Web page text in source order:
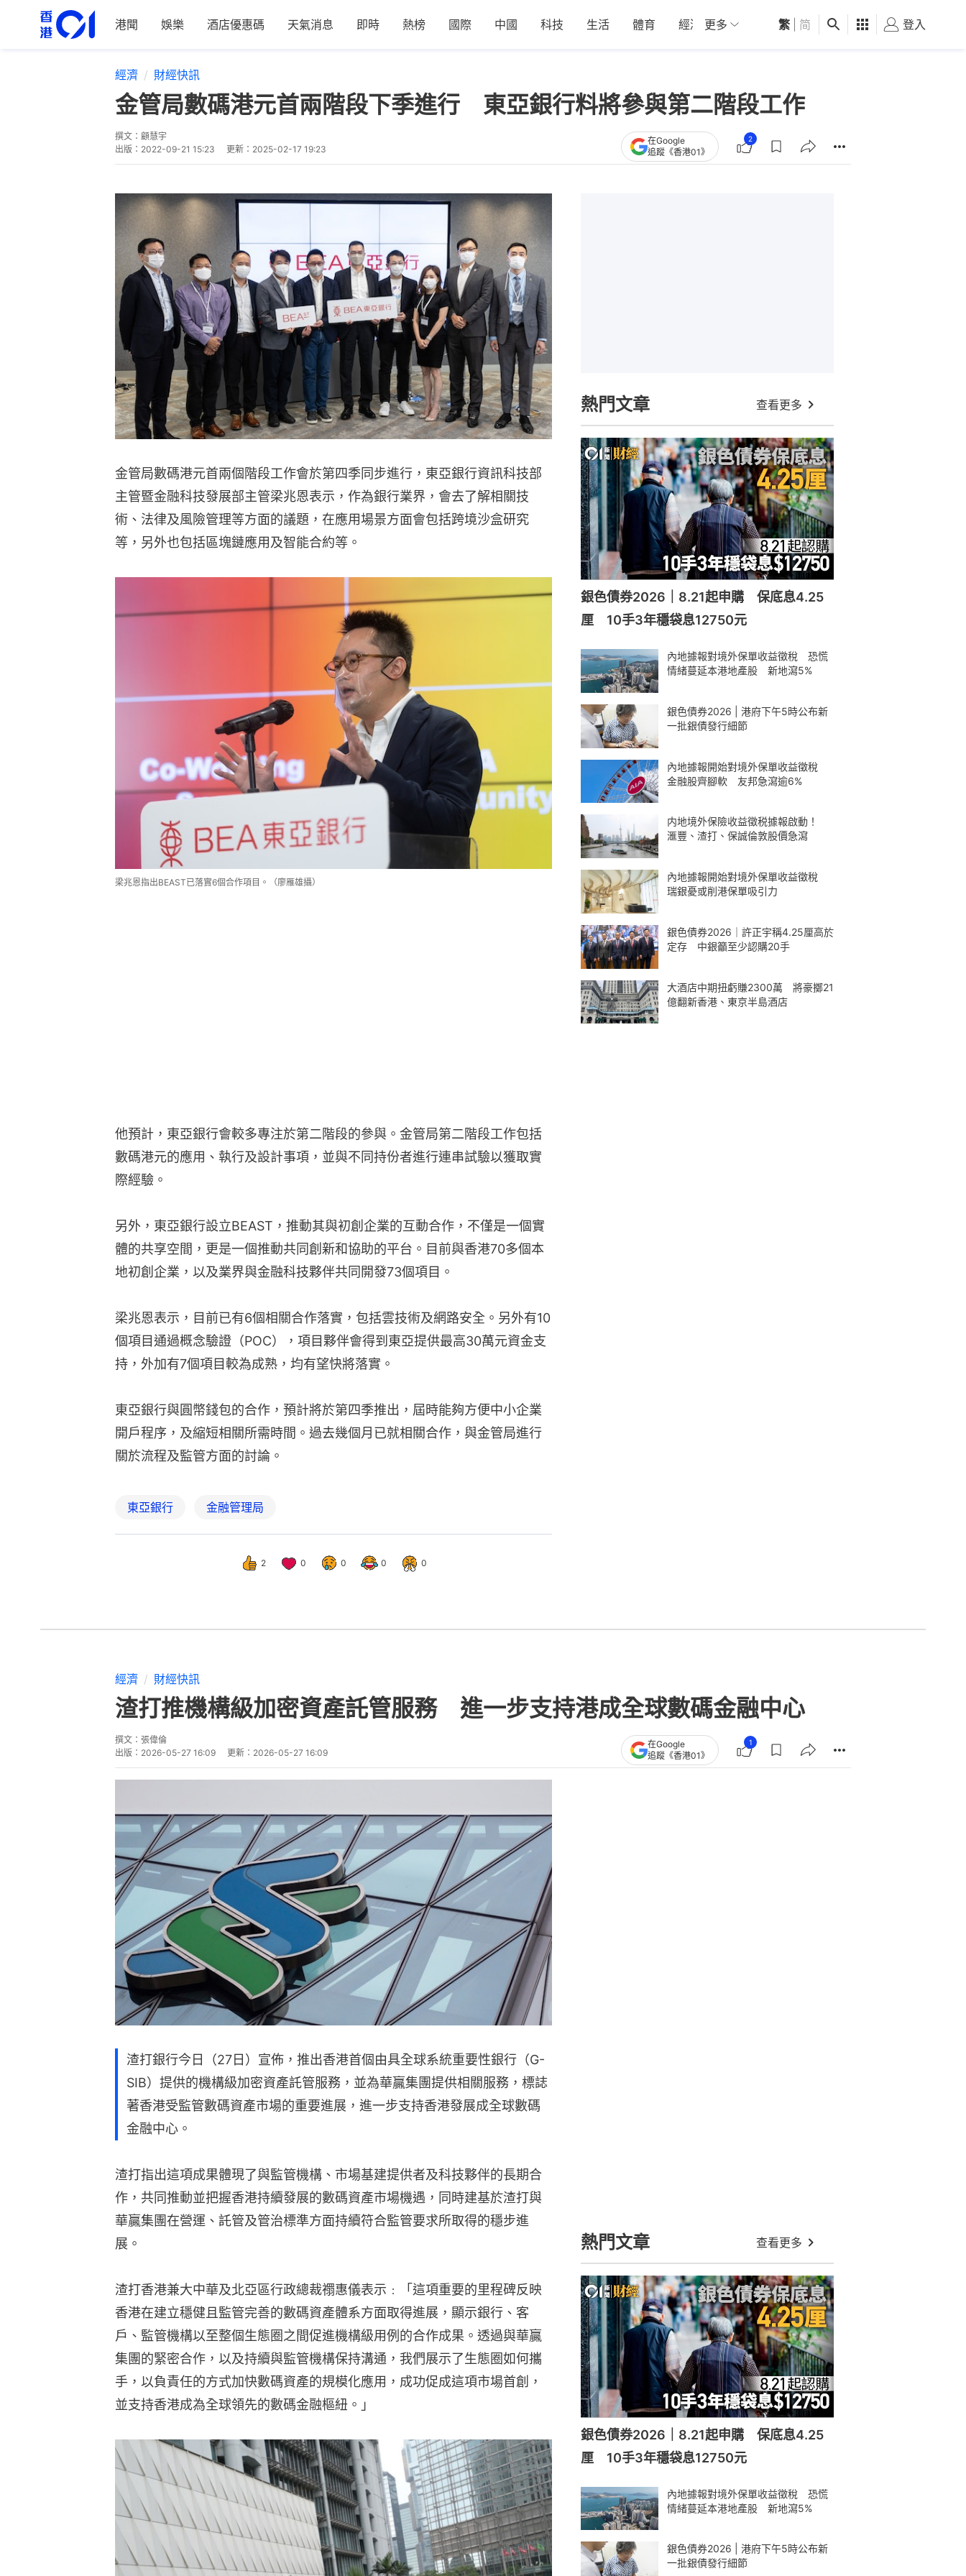
港聞 娛樂 酒店優惠碼 天氣消息 即時 熱榜 國際 中國 科技 生活 體育 經濟 01深圳 觀點 健康 好食玩飛
更多 繁 简 登入
經濟 財經快訊
金管局數碼港元首兩階段下季進行 東亞銀行料將參與第二階段工作
撰文： 顧慧宇
出版： 2022-09-21 15:23 更新： 2025-02-17 19:23
在Google
追蹤《香港01》
2
金管局數碼港元首兩個階段工作會於第四季同步進行，東亞銀行資訊科技部
主管暨金融科技發展部主管梁兆恩表示，作為銀行業界，會去了解相關技
術、法律及風險管理等方面的議題，在應用場景方面會包括跨境沙盒研究
等，另外也包括區塊鏈應用及智能合約等。
梁兆恩指出BEAST已落實6個合作項目。（廖雁雄攝）
他預計，東亞銀行會較多專注於第二階段的參與。金管局第二階段工作包括
數碼港元的應用、執行及設計事項，並與不同持份者進行連串試驗以獲取實
際經驗。
另外，東亞銀行設立BEAST，推動其與初創企業的互動合作，不僅是一個實
體的共享空間，更是一個推動共同創新和協助的平台。目前與香港70多個本
地初創企業，以及業界與金融科技夥伴共同開發73個項目。
梁兆恩表示，目前已有6個相關合作落實，包括雲技術及網路安全。另外有10
個項目通過概念驗證（POC），項目夥伴會得到東亞提供最高30萬元資金支
持，外加有7個項目較為成熟，均有望快將落實。
東亞銀行與圓幣錢包的合作，預計將於第四季推出，屆時能夠方便中小企業
開戶程序，及縮短相關所需時間。過去幾個月已就相關合作，與金管局進行
關於流程及監管方面的討論。
東亞銀行 金融管理局
2 0 0 0 0
熱門文章 查看更多
銀色債券2026｜8.21起申購 保底息4.25
厘 10手3年穩袋息12750元
內地據報對境外保單收益徵稅 恐慌
情緒蔓延本港地產股 新地瀉5%
銀色債券2026 | 港府下午5時公布新
一批銀債發行細節
內地據報開始對境外保單收益徵稅
金融股齊腳軟 友邦急瀉逾6%
内地境外保險收益徵税據報啟動！
滙豐、渣打、保誠倫敦股價急瀉
內地據報開始對境外保單收益徵稅
瑞銀憂或削港保單吸引力
銀色債券2026｜許正宇稱4.25厘高於
定存 中銀籲至少認購20手
大酒店中期扭虧賺2300萬 將豪擲21
億翻新香港、東京半島酒店
經濟 財經快訊
渣打推機構級加密資產託管服務 進一步支持港成全球數碼金融中心
撰文： 張偉倫
出版： 2026-05-27 16:09 更新： 2026-05-27 16:09
在Google
追蹤《香港01》
1
渣打銀行今日（27日）宣佈，推出香港首個由具全球系統重要性銀行（G-
SIB）提供的機構級加密資產託管服務，並為華贏集團提供相關服務，標誌
著香港受監管數碼資產市場的重要進展，進一步支持香港發展成全球數碼
金融中心。
渣打指出這項成果體現了與監管機構、市場基建提供者及科技夥伴的長期合
作，共同推動並把握香港持續發展的數碼資產市場機遇，同時建基於渣打與
華贏集團在營運、託管及管治標準方面持續符合監管要求所取得的穩步進
展。
渣打香港兼大中華及北亞區行政總裁禤惠儀表示﹕「這項重要的里程碑反映
香港在建立穩健且監管完善的數碼資產體系方面取得進展，顯示銀行、客
戶、監管機構以至整個生態圈之間促進機構級用例的合作成果。透過與華贏
集團的緊密合作，以及持續與監管機構保持溝通，我們展示了生態圈如何攜
手，以負責任的方式加快數碼資產的規模化應用，成功促成這項市場首創，
並支持香港成為全球領先的數碼金融樞紐。」
熱門文章 查看更多
銀色債券2026｜8.21起申購 保底息4.25
厘 10手3年穩袋息12750元
內地據報對境外保單收益徵稅 恐慌
情緒蔓延本港地產股 新地瀉5%
銀色債券2026 | 港府下午5時公布新
一批銀債發行細節